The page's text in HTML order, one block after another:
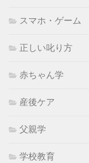
スマホ・ゲーム
正しい叱り方
赤ちゃん学
産後ケア
父親学
学校教育